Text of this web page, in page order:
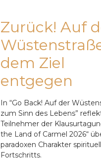
Zurück! Auf
dem Ziel
entgegen
In “Go Back! Auf der
zum Sinn des Lebens”
Teilnehmer der
the Land of Carmel 2026“
paradoxen Charakter
Fortschritts.